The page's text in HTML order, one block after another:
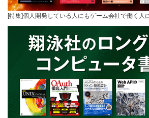
[特集]個人開発している人にもゲーム会社で働く人